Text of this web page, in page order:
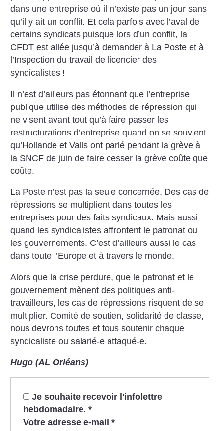
dans une entreprise où il n’existe pas un jour sans
qu’il y ait un conflit. Et cela parfois avec l’aval de
certains syndicats puisque lors d’un conflit, la
CFDT est allée jusqu’à demander à La Poste et à
l’Inspection du travail de licencier des
syndicalistes !
Il n’est d’ailleurs pas étonnant que l’entreprise
publique utilise des méthodes de répression qui
ne visent avant tout qu’à faire passer les
restructurations d’entreprise quand on se souvient
qu’Hollande et Valls ont parlé pendant la grève à
la SNCF de juin de faire cesser la grève coûte que
coûte.
La Poste n’est pas la seule concernée. Des cas de
répressions se multiplient dans toutes les
entreprises pour des faits syndicaux. Mais aussi
quand les syndicalistes affrontent le patronat ou
les gouvernements. C’est d’ailleurs aussi le cas
dans toute l’Europe et à travers le monde.
Alors que la crise perdure, que le patronat et le
gouvernement mènent des politiques anti-
travailleurs, les cas de répressions risquent de se
multiplier. Comité de soutien, solidarité de classe,
nous devrons toutes et tous soutenir chaque
syndicaliste ou salarié-e attaqué-e.
Hugo (AL Orléans)
Je souhaite recevoir l'infolettre
hebdomadaire. *
Votre adresse e-mail *